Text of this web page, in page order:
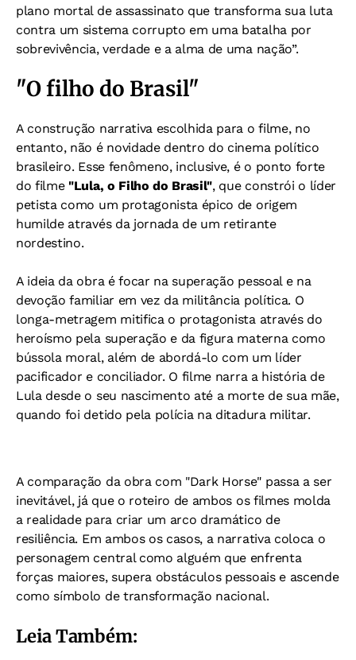
plano mortal de assassinato que transforma sua luta
contra um sistema corrupto em uma batalha por
sobrevivência, verdade e a alma de uma nação”.
"O filho do Brasil"
A construção narrativa escolhida para o filme, no
entanto, não é novidade dentro do cinema político
brasileiro. Esse fenômeno, inclusive, é o ponto forte
do filme "Lula, o Filho do Brasil", que constrói o líder
petista como um protagonista épico de origem
humilde através da jornada de um retirante
nordestino.
A ideia da obra é focar na superação pessoal e na
devoção familiar em vez da militância política. O
longa-metragem mitifica o protagonista através do
heroísmo pela superação e da figura materna como
bússola moral, além de abordá-lo com um líder
pacificador e conciliador. O filme narra a história de
Lula desde o seu nascimento até a morte de sua mãe,
quando foi detido pela polícia na ditadura militar.
A comparação da obra com "Dark Horse" passa a ser
inevitável, já que o roteiro de ambos os filmes molda
a realidade para criar um arco dramático de
resiliência. Em ambos os casos, a narrativa coloca o
personagem central como alguém que enfrenta
forças maiores, supera obstáculos pessoais e ascende
como símbolo de transformação nacional.
Leia Também: